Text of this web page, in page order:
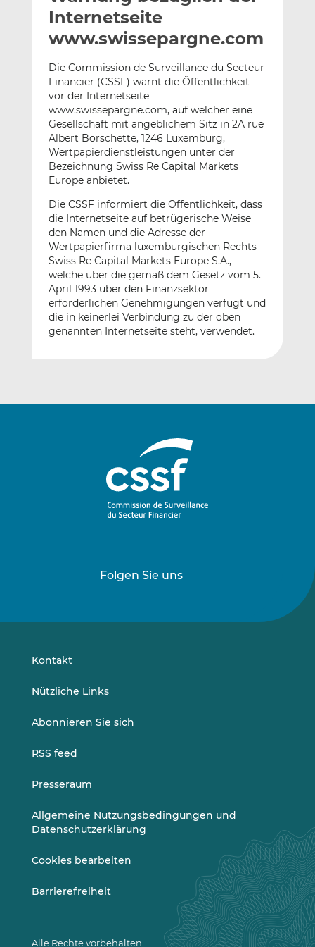
l
a
n
n
k
e
I
t
e
i
l
e
c
e
b
o
t
e
i
l
e
Internetseite
www.swissepargne.com
Die Commission de Surveillance du Secteur
Financier (CSSF) warnt die Öffentlichkeit
vor der Internetseite
www.swissepargne.com, auf welcher eine
Gesellschaft mit angeblichem Sitz in 2A rue
Albert Borschette, 1246 Luxemburg,
Wertpapierdienstleistungen unter der
Bezeichnung Swiss Re Capital Markets
Europe anbietet.
Die CSSF informiert die Öffentlichkeit, dass
die Internetseite auf betrügerische Weise
den Namen und die Adresse der
Wertpapierfirma luxemburgischen Rechts
Swiss Re Capital Markets Europe S.A.,
welche über die gemäß dem Gesetz vom 5.
April 1993 über den Finanzsektor
erforderlichen Genehmigungen verfügt und
die in keinerlei Verbindung zu der oben
genannten Internetseite steht, verwendet.
Folgen Sie uns
uns
uns
Kontakt
Nützliche Links
Abonnieren Sie sich
RSS feed
Presseraum
Allgemeine Nutzungsbedingungen und
Datenschutzerklärung
Cookies bearbeiten
Barrierefreiheit
Alle Rechte vorbehalten.